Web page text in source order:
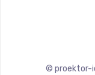
© proektor-